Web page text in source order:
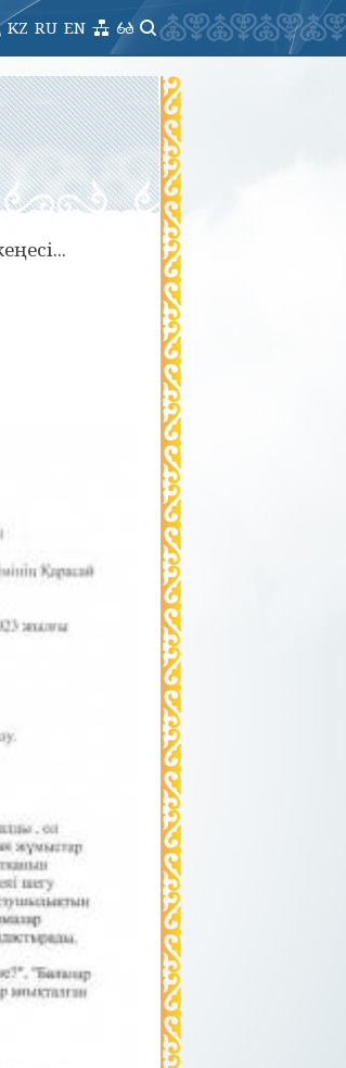
EN
RU
KZ